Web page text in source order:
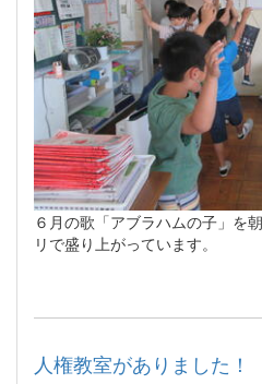
６月の歌「アブラハムの子」を
リで盛り上がっています。
人権教室がありました！